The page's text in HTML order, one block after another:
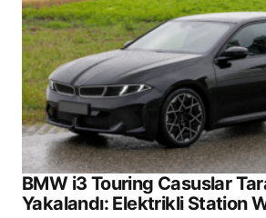
BMW i3 Touring Casuslar
Yakalandı: Elektrikli Station